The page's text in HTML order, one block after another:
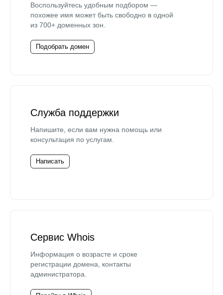
Воспользуйтесь удобным подбором —
похожее имя может быть свободно в одной
из 700+ доменных зон.
Подобрать домен
Служба поддержки
Напишите, если вам нужна помощь или
консультация по услугам.
Написать
Сервис Whois
Информация о возрасте и сроке
регистрации домена, контакты
администратора.